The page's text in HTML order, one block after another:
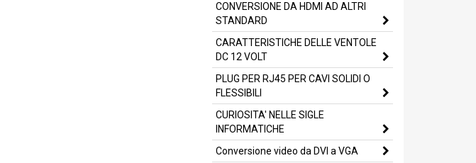
CONVERSIONE DA HDMI AD ALTRI
STANDARD
CARATTERISTICHE DELLE VENTOLE
DC 12 VOLT
PLUG PER RJ45 PER CAVI SOLIDI O
FLESSIBILI
CURIOSITA' NELLE SIGLE
INFORMATICHE
Conversione video da DVI a VGA